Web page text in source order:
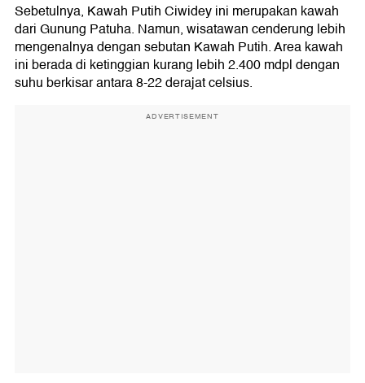
Sebetulnya, Kawah Putih Ciwidey ini merupakan kawah
dari Gunung Patuha. Namun, wisatawan cenderung lebih
mengenalnya dengan sebutan Kawah Putih. Area kawah
ini berada di ketinggian kurang lebih 2.400 mdpl dengan
suhu berkisar antara 8-22 derajat celsius.
ADVERTISEMENT